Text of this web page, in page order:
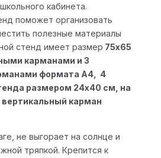
кабинета.
поможет организовать
полезные материалы
стенд имеет размер 75х65
карманами и 3
формата А4, 4
размером 24х40 см, на
карман
не выгорает на солнце и
тряпкой. Крепится к